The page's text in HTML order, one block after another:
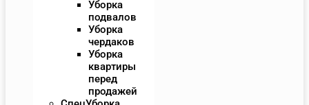
Уборка
подвалов
Уборка
чердаков
Уборка
квартиры
перед
продажей